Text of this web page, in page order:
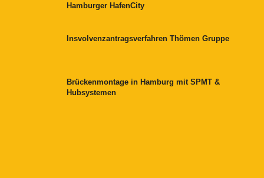
Hamburger HafenCity
Insvolvenzantragsverfahren Thömen Gruppe
Brückenmontage in Hamburg mit SPMT &
Hubsystemen